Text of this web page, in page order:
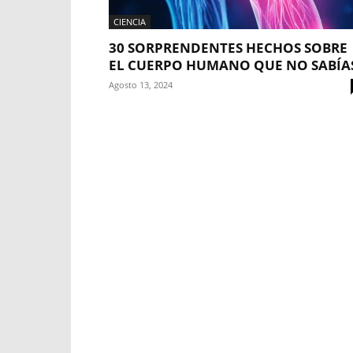
CIENCIA
30 SORPRENDENTES HECHOS SOBRE
EL CUERPO HUMANO QUE NO
Agosto 13, 2024